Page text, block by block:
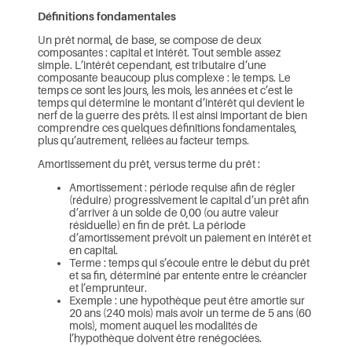
Définitions fondamentales
Un prêt normal, de base, se compose de deux
composantes : capital et intérêt. Tout semble assez
simple. L’intérêt cependant, est tributaire d’une
composante beaucoup plus complexe : le temps. Le
temps ce sont les jours, les mois, les années et c’est le
temps qui détermine le montant d’intérêt qui devient le
nerf de la guerre des prêts. Il est ainsi important de bien
comprendre ces quelques définitions fondamentales,
plus qu’autrement, reliées au facteur temps.
Amortissement du prêt, versus terme du prêt :
Amortissement : période requise afin de régler
(réduire) progressivement le capital d’un prêt afin
d’arriver à un solde de 0,00 (ou autre valeur
résiduelle) en fin de prêt. La période
d’amortissement prévoit un paiement en intérêt et
en capital.
Terme : temps qui s’écoule entre le début du prêt
et sa fin, déterminé par entente entre le créancier
et l’emprunteur.
Exemple : une hypothèque peut être amortie sur
20 ans (240 mois) mais avoir un terme de 5 ans (60
mois), moment auquel les modalités de
l’hypothèque doivent être renégociées.